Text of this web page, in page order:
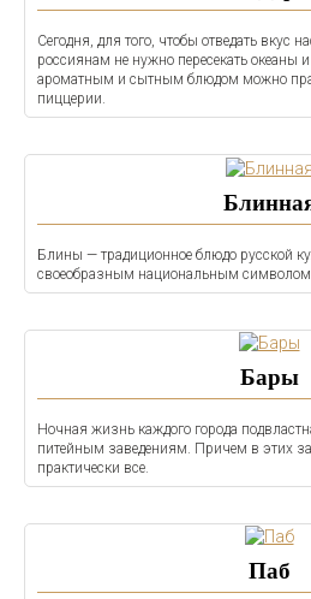
Сегодня, для того, чтобы отведать вкус
россиянам не нужно пересекать океаны
ароматным и сытным блюдом можно
пиццерии.
Блины — традиционное блюдо русской
своеобразным национальным символом
Бары
Ночная жизнь каждого города
питейным заведениям. Причем в этих
практически все.
Паб